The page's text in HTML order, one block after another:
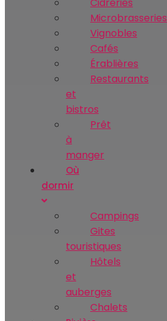
Microbrasseries
Vignobles
Cafés
Érablières
Restaurants
et
bistros
Prêt
à
manger
Où
dormir
Campings
Gites
touristiques
Hôtels
et
auberges
Chalets